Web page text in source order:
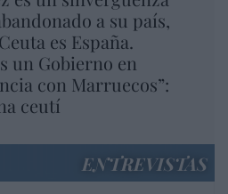
a su país,
es España.
un Gobierno en
con Marruecos”:
ceutí
ENTREVISTAS